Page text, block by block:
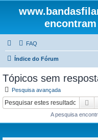
FAQ
Índice do Fórum
Tópicos sem
Pesquisa avançada
A pesquisa